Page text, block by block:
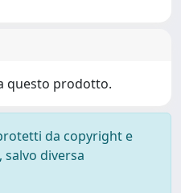
questo prodotto.
da copyright e
diversa